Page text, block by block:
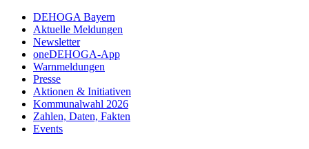
DEHOGA Bayern
Aktuelle Meldungen
Newsletter
oneDEHOGA-App
Warnmeldungen
Presse
Aktionen & Initiativen
Kommunalwahl 2026
Zahlen, Daten, Fakten
Events